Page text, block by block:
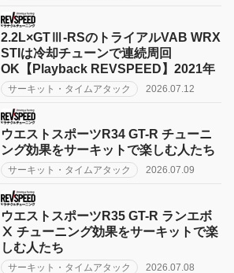
2.2L×GTⅢ-RSのトライアルVAB WRX
STIは冷却チューンで連続周回
OK【Playback REVSPEED】2021年
サーキット・タイムアタック 2026.07.12
ウエストスポーツR34 GT-R チューニ
ング効果をサーキットで楽しむ人たち
サーキット・タイムアタック 2026.07.09
ウエストスポーツR35 GT-R ランエボ
Ⅹ チューニング効果をサーキットで楽
しむ人たち
サーキット・タイムアタック 2026.07.08